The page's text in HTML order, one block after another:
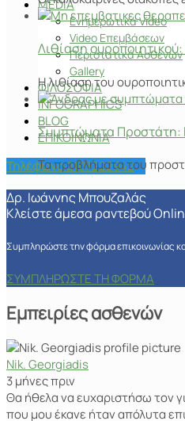
MEDIA
Ενημερωτικά Video
Video Επεμβάσεων
Περιστατικά Ασθενών
Gallery
ΦΙΛΟΣΟΦΙΑ
INFOGRAPHICS
BLOG
ΕΠΙΚΟΙΝΩΝΙΑ
Τηλέφωνο2107222942
Λιθίαση
Η λιθίαση του
Συμπτώματα Προστάτη:
Τα προβλήματα του
Δρ. Ιωάννης Μπουζαλάς
Κλείστε άμεσα ραντεβού
Συμπληρώστε την φόρμα επικοινωνίας
ΣΥΜΠΛΗΡΩΣΤΕ ΤΗ ΦΟΡΜΑ
Εμπειρίες ασθενών
Nik. Georgiadis
3 μήνες πριν
Θα ήθελα να ευχαριστήσω τον
που μου έκανε ήταν απόλυτα